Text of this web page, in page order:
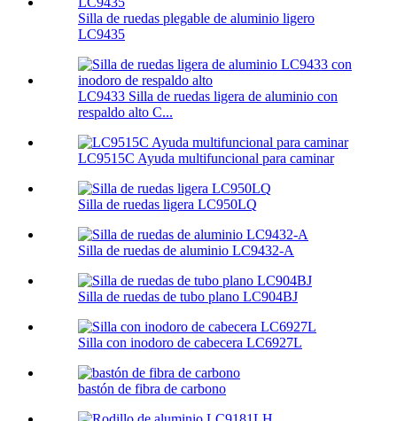
Silla de ruedas plegable de aluminio ligero
LC9435
LC9433 Silla de ruedas ligera de aluminio con
respaldo alto C...
LC9515C Ayuda multifuncional para caminar
Silla de ruedas ligera LC950LQ
Silla de ruedas de aluminio LC9432-A
Silla de ruedas de tubo plano LC904BJ
Silla con inodoro de cabecera LC6927L
bastón de fibra de carbono